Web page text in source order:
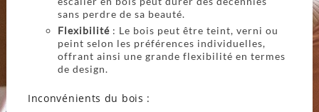
sans perdre de sa beauté.
Flexibilité: Le bois peut être teint, verni ou
peint selon les préférences individuelles,
offrant ainsi une grande flexibilité en termes
de design.
Inconvénients du bois :